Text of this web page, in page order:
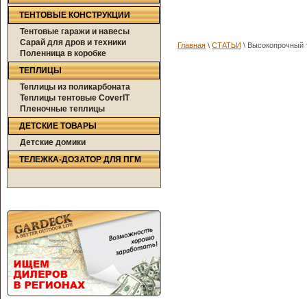
Главная \ СТАТЬИ \ Высокопрочный
ТЕНТОВЫЕ КОНСТРУКЦИИ
Тентовые гаражи и навесы
Сарай для дров и техники
Поленница в коробке
ТЕПЛИЦЫ
Теплицы из поликарбоната
Теплицы тентовые CoverIT
Пленочные теплицы
ДЕТСКИЕ ТОВАРЫ
Детские домики
ТЕЛЕЖКА-ДОЗАТОР ДЛЯ ПГМ